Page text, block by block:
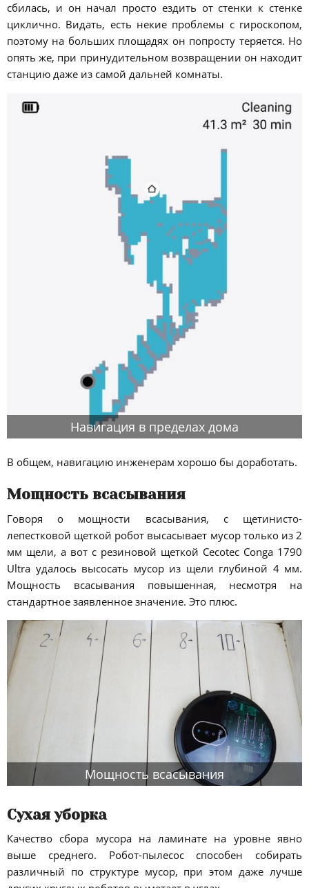
сбилась, и он начал просто ездить от стенки к стенке
циклично. Видать, есть некие проблемы с гироскопом,
поэтому на больших площадях он попросту теряется. Но
опять же, при принудительном возвращении он находит
станцию даже из самой дальней комнаты.
Навигация в пределах дома
В общем, навигацию инженерам хорошо бы доработать.
Мощность всасывания
Говоря о мощности всасывания, с щетинисто-
лепестковой щеткой робот высасывает мусор только из 2
мм щели, а вот с резиновой щеткой Cecotec Conga 1790
Ultra удалось высосать мусор из щели глубиной 4 мм.
Мощность всасывания повышенная, несмотря на
стандартное заявленное значение. Это плюс.
Мощность всасывания
Сухая уборка
Качество сбора мусора на ламинате на уровне явно
выше среднего. Робот-пылесос способен собирать
различный по структуре мусор, при этом даже лучше